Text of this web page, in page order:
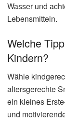
Wasser und
Lebensmitteln.
Welche
Kindern?
Wähle
altersgerechte
ein kleines
und